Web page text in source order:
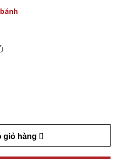
Hủ số lượng
giỏ hàng